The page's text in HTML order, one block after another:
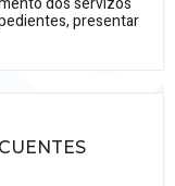
presentar